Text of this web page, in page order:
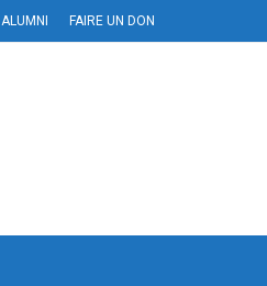
ALUMNI FAIRE UN DON